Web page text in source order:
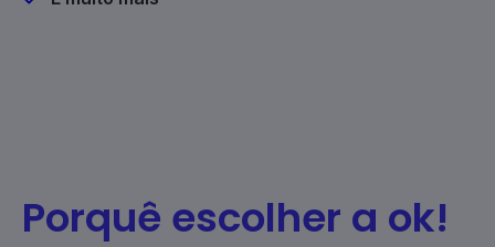
Porquê escolher a ok!